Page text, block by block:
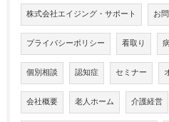
株式会社エイジング・サポート お
プライバシーポリシー 看取り
個別相談 認知症 セミナー
会社概要 老人ホーム 介護経営